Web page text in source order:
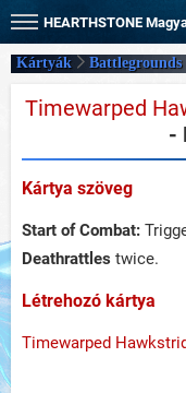
HEARTHSTONE
Kártyák
Timewarped
-
Kártya szöveg
Start of Combat:
Deathrattles twice.
Létrehozó kártya
Timewarped